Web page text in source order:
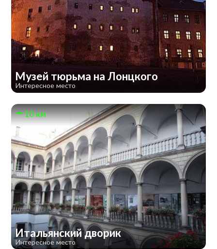
Музей тюрьма на Лонцкого
Интересное место
10 км
Итальянский дворик
Интересное место